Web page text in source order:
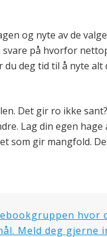
og nyte av de
på hvorfor
deg tid til å nyte
Det gir ro ikke
Lag din egen
som gir mangfold.
Meld deg gjerne